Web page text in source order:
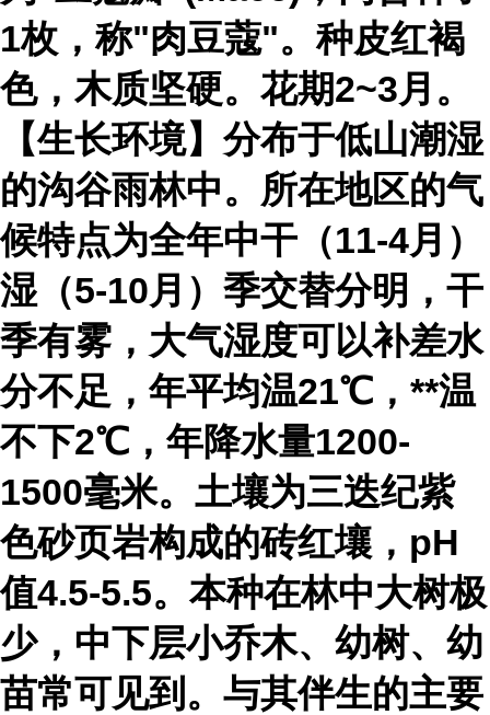
1枚，称"肉豆蔻"。种皮红褐
色，木质坚硬。花期2~3月。
【生长环境】分布于低山潮湿
的沟谷雨林中。所在地区的气
候特点为全年中干（11-4月）
湿（5-10月）季交替分明，干
季有雾，大气湿度可以补差水
分不足，年平均温21℃，**温
不下2℃，年降水量1200-
1500毫米。土壤为三迭纪紫
色砂页岩构成的砖红壤，pH
值4.5-5.5。本种在林中大树极
少，中下层小乔木、幼树、幼
苗常可见到。与其伴生的主要